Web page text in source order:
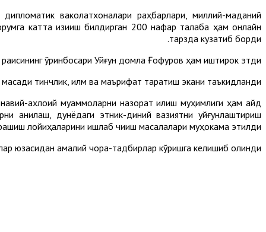
ваколатхоналари раҳбарлари, миллий-маданий
катта қизиқиш билдирган 200 нафар талаба ҳам онлайн
тарзда кузатиб борди.
ўринбосари Уйғун домла Ғофуров ҳам иштирок этди.
тинчлик, илм ва маърифат тарқатиш экани таъкидланди.
ахлоқий муаммоларни назорат қилиш муҳимлиги ҳам қайд
аниқлаш, дунёдаги этник-диний вазиятни уйғунлаштириш
лойиҳаларини ишлаб чиқиш масалалари муҳокама этилди.
юзасидан амалий чора-тадбирлар кўришга келишиб олинди.